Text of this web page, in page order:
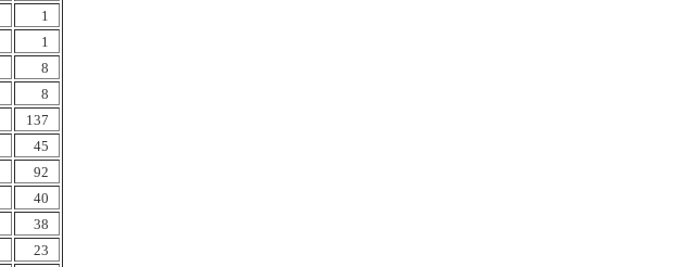
1
1
8
8
137
45
92
40
38
23